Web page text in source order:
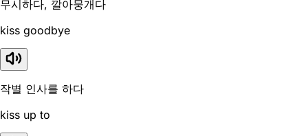
무시하다, 깔아뭉개다
kiss goodbye
작별 인사를 하다
kiss up to